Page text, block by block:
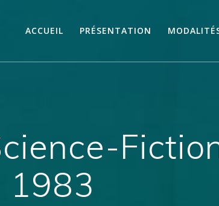
ACCUEIL PRÉSENTATION
1983